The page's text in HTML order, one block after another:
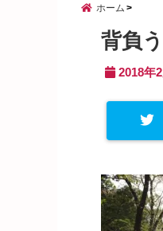
ホーム
背負
2018年